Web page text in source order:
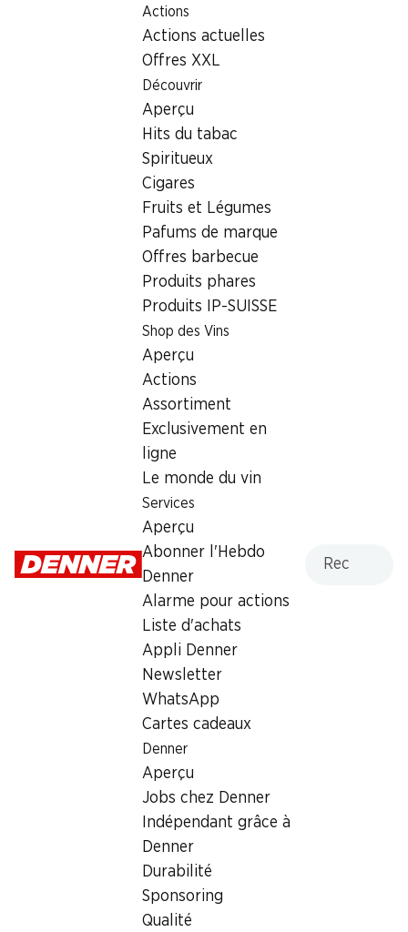
Actions
Actions actuelles
Offres XXL
Découvrir
Aperçu
Hits du tabac
Spiritueux
Cigares
Fruits et Légumes
Pafums de marque
Offres barbecue
Produits phares
Produits IP-SUISSE
Shop des Vins
Aperçu
Actions
Assortiment
Exclusivement en
ligne
Le monde du vin
Services
Aperçu
Abonner l'Hebdo
Denner
Alarme pour actions
Liste d'achats
Appli Denner
Newsletter
WhatsApp
Cartes cadeaux
Denner
Aperçu
Jobs chez Denner
Indépendant grâce à
Denner
Durabilité
Sponsoring
Qualité
Localisateur de succursales
Succursale Denner Sandgruebstrasse 1, 8193 Eglisau
8193 Eglisau,
Einkaufszentrum
Succursale Denner
Sandgruebstrasse 1, 8193 Eglisau
Voir l’itinéraire
Heures d'ouverture
Jeudi
Retrait d'espèces avec la carte
postale / M-Card